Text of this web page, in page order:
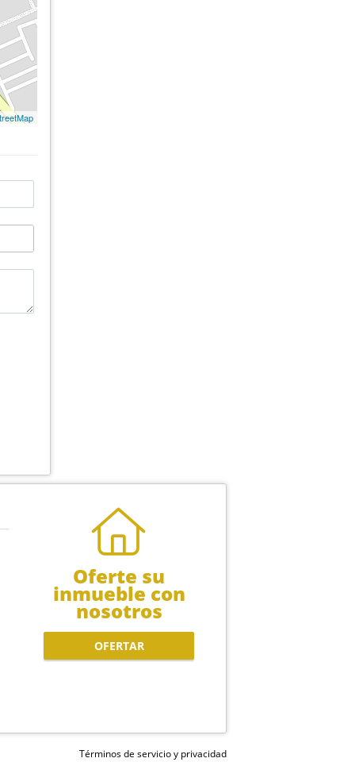
Oferte su
inmueble con
nosotros
OFERTAR
Términos de servicio y privacidad